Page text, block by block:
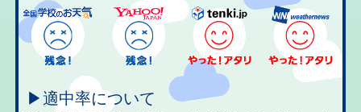
▶適中率について